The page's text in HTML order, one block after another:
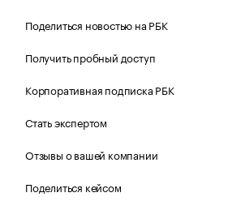
Поделиться новостью на РБК
Получить пробный доступ
Корпоративная подписка РБК
Стать экспертом
Отзывы о вашей компании
Поделиться кейсом